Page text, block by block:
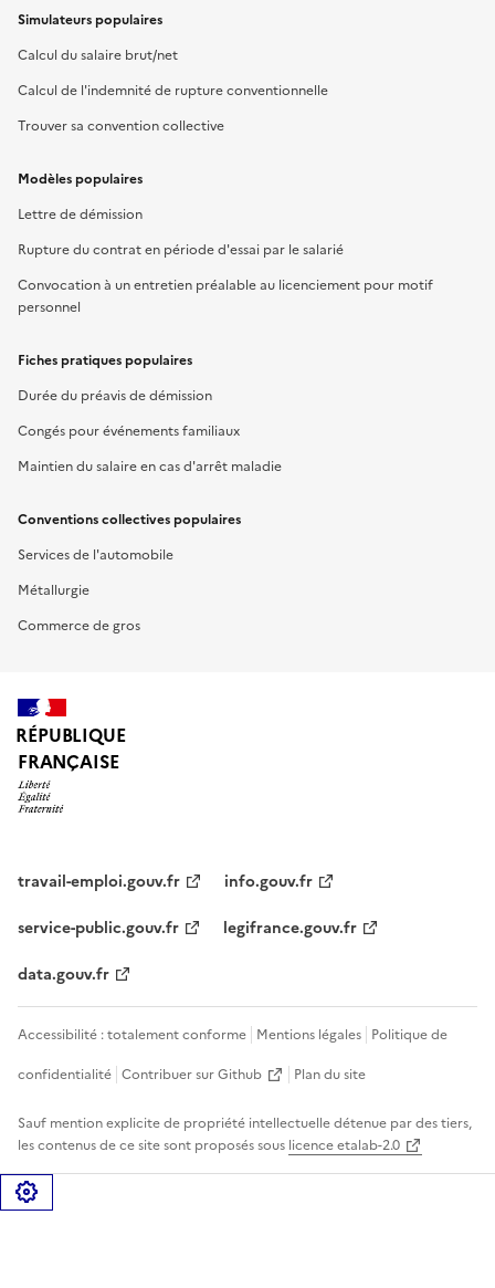
Simulateurs populaires
Calcul du salaire brut/net
Calcul de l'indemnité de rupture conventionnelle
Trouver sa convention collective
Modèles populaires
Lettre de démission
Rupture du contrat en période d'essai par le salarié
Convocation à un entretien préalable au licenciement pour motif
personnel
Fiches pratiques populaires
Durée du préavis de démission
Congés pour événements familiaux
Maintien du salaire en cas d'arrêt maladie
Conventions collectives populaires
Services de l'automobile
Métallurgie
Commerce de gros
RÉPUBLIQUE
FRANÇAISE
travail-emploi.gouv.fr
info.gouv.fr
service-public.gouv.fr
legifrance.gouv.fr
data.gouv.fr
Accessibilité : totalement conforme Mentions légales Politique de
confidentialité Contribuer sur Github Plan du site
Sauf mention explicite de propriété intellectuelle détenue par des tiers,
les contenus de ce site sont proposés sous licence etalab-2.0
Gérer les cookies